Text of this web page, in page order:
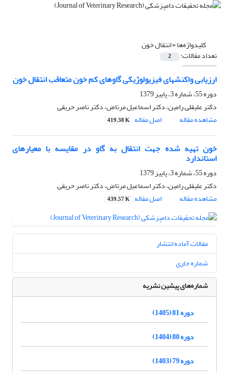
کلیدواژه‌ها =انتقال خون
تعداد مقالات: 2
ارزیابی واکنشهای فیزیولوژیکی گاوهای کم خون متعاقب انتقال خون
دوره 55، شماره 3، پاییز 1379
دکتر علیقلی رامین، دکتر اسماعیل مرتاض، دکتر ناصر حریقی
مشاهده مقاله
اصل مقاله 419.38 K
خون تهیه شده جهت انتقال به گاو در مقایسه با معیارهای
استاندارد
دوره 55، شماره 3، پاییز 1379
دکتر علیقلی رامین، دکتر اسماعیل مرتاض، دکتر ناصر حریقی
مشاهده مقاله
اصل مقاله 439.57 K
مقالات آماده انتشار
شماره جاری
شماره‌های پیشین نشریه
دوره 81 (1405)
دوره 80 (1404)
دوره 79 (1403)